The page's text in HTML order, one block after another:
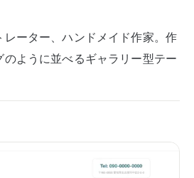
ーター、ハンドメイド作家。作
ように並べるギャラリー型テー